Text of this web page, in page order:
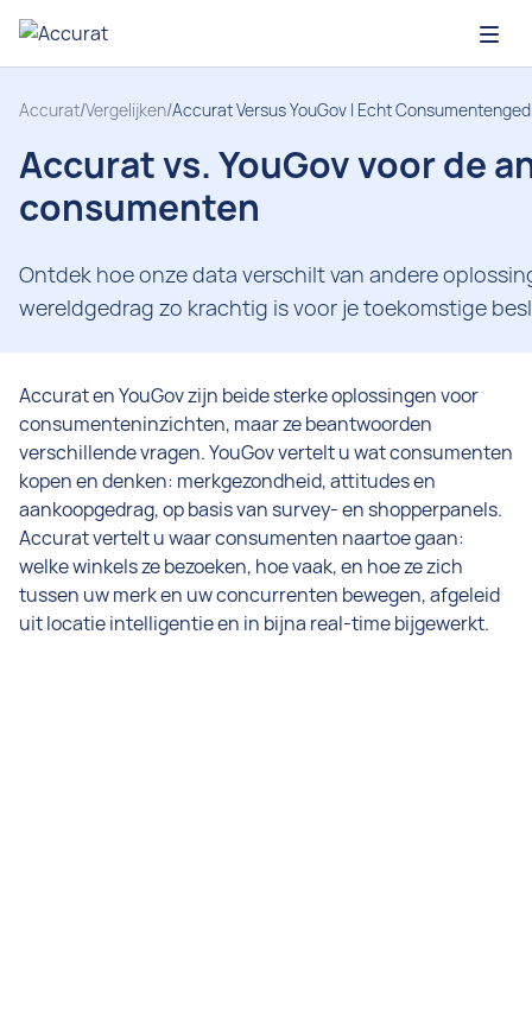
Open
Accurat/Vergelijken/Accurat Versus YouGov | Echt
Accurat vs. YouGov voor de
consumenten
Ontdek hoe onze data verschilt van andere
wereldgedrag zo krachtig is voor je toekomstige
Accurat en YouGov zijn beide sterke oplossingen voor
consumenteninzichten, maar ze beantwoorden
verschillende vragen. YouGov vertelt u wat consumenten
kopen en denken: merkgezondheid, attitudes en
aankoopgedrag, op basis van survey- en shopperpanels.
Accurat vertelt u waar consumenten naartoe gaan:
welke winkels ze bezoeken, hoe vaak, en hoe ze zich
tussen uw merk en uw concurrenten bewegen, afgeleid
uit locatie intelligentie en in bijna real-time bijgewerkt.